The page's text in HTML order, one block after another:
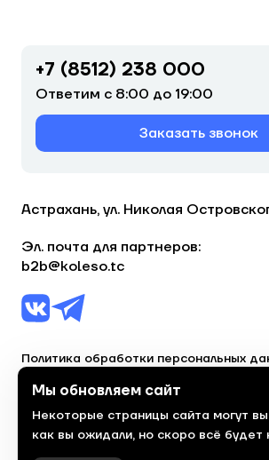
+7 (8512) 238 000
Ответим с 8:00 до 19:00
Заказать звонок
Астрахань, ул. Николая
Эл. почта для партнеров:
b2b@koleso.tc
Политика обработки персональных
© 2023, торгово-сервисная сеть
Политика конфиденциальности
Мы обновляем сайт
Некоторые страницы сайта могут
как вы ожидали, но скоро всё будет